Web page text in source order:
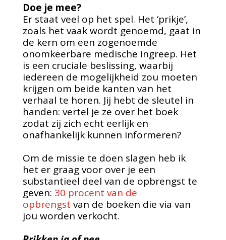
Doe je mee?
Er staat veel op het spel. Het ‘prikje’,
zoals het vaak wordt genoemd, gaat in
de kern om een zogenoemde
onomkeerbare medische ingreep. Het
is een cruciale beslissing, waarbij
iedereen de mogelijkheid zou moeten
krijgen om beide kanten van het
verhaal te horen. Jij hebt de sleutel in
handen: vertel je ze over het boek
zodat zij zich echt eerlijk en
onafhankelijk kunnen informeren?
Om de missie te doen slagen heb ik
het er graag voor over je een
substantieel deel van de opbrengst te
geven: 30 procent van de
opbrengst van de boeken die via van
jou worden verkocht.